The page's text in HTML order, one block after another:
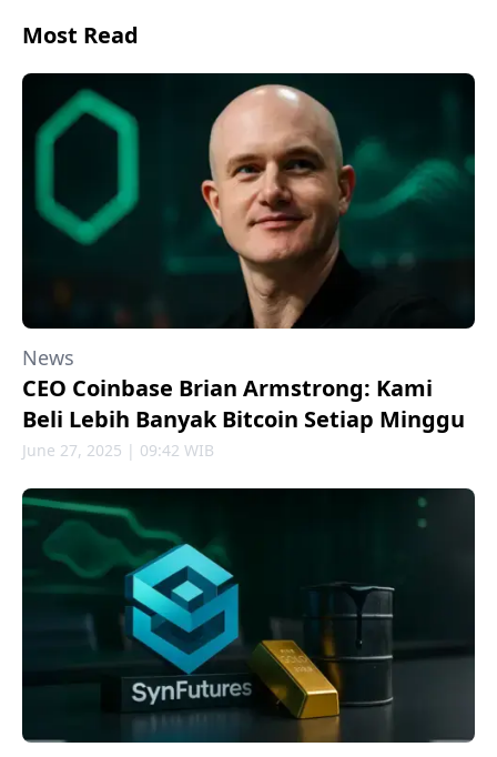
Most Read
News
CEO Coinbase Brian Armstrong: Kami
Beli Lebih Banyak Bitcoin Setiap Minggu
June 27, 2025 | 09:42 WIB